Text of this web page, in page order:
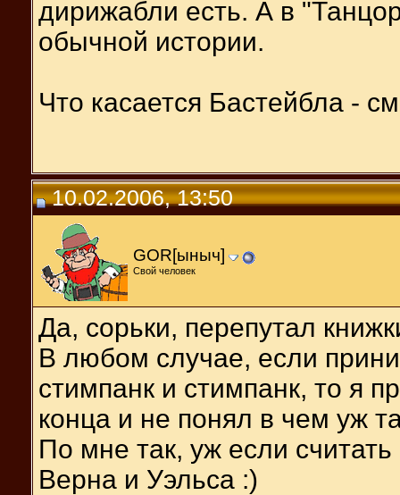
дирижабли есть. А в
обычной истории.
Что касается Бастейбла -
10.02.2006, 13:50
GOR[ыныч]
Свой человек
Да, сорьки, перепутал
В любом случае, если
стимпанк и стимпанк, то я
конца и не понял в чем уж
По мне так, уж если
Верна и Уэльса :)